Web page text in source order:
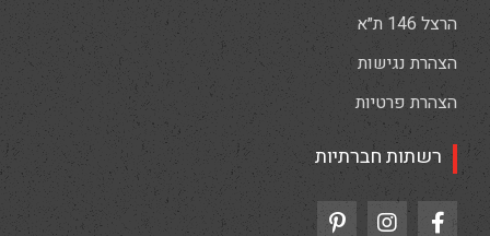
הרצל 146 ת״א
הצהרת נגישות
הצהרת פרטיות
רשתות חברתיות